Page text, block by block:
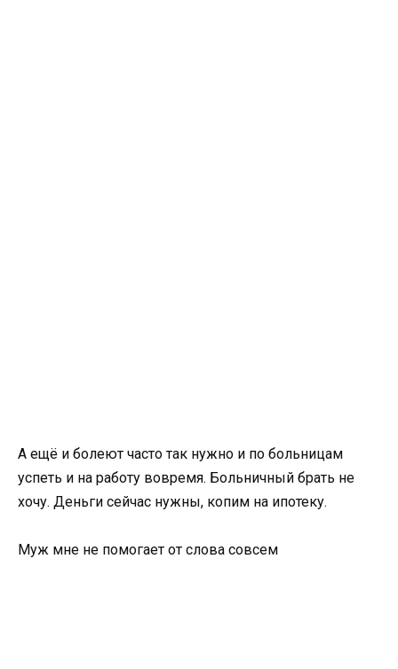
А ещё и болеют часто так нужно и по больницам
успеть и на работу вовремя. Больничный брать не
хочу. Деньги сейчас нужны, копим на ипотеку.
Муж мне не помогает от слова совсем